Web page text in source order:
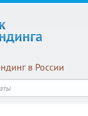
в России